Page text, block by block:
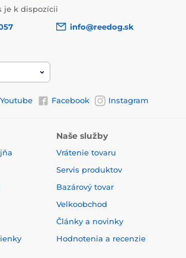
je k dispozícii
info@reedog.sk
Youtube Facebook Instagram
Naše služby
Vrátenie tovaru
Servis produktov
Bazárový tovar
Velkoobchod
Články a novinky
Hodnotenia a recenzie